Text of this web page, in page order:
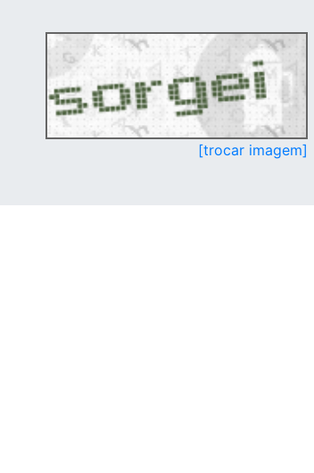
[trocar imagem]